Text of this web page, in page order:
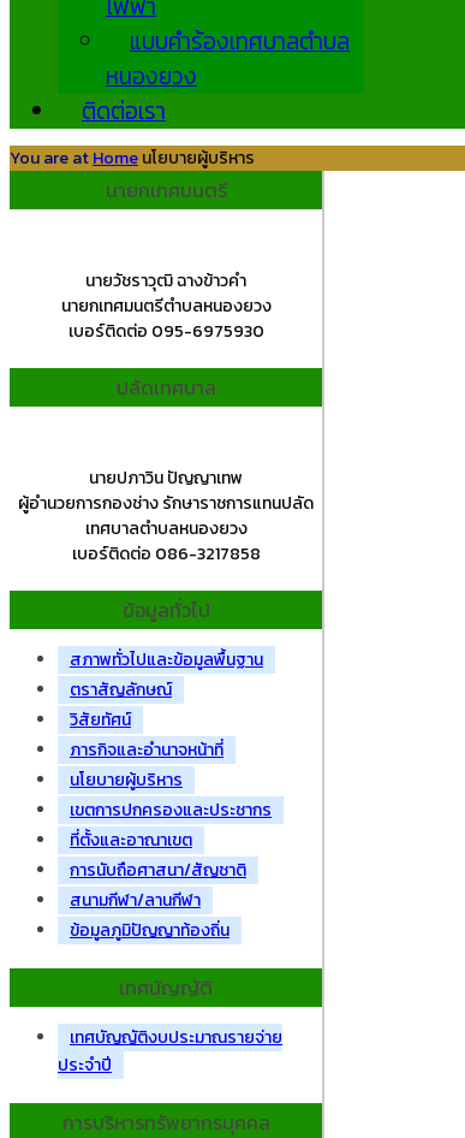
แบบคำร้องเทศบาลตำบล
หนองยวง
ติดต่อเรา
You are atHomeนโยบายผู้บริหาร
นายกเทศมนตรี
นายวัชราวุฒิ ฉางข้าวคำ
นายกเทศมนตรีตำบลหนองยวง
เบอร์ติดต่อ 095-6975930
ปลัดเทศบาล
นายปภาวิน ปัญญาเทพ
ผู้อำนวยการกองช่าง รักษาราชการแทนปลัด
เทศบาลตำบลหนองยวง
เบอร์ติดต่อ 086-3217858
ข้อมูลทั่วไป
สภาพทั่วไปและข้อมูลพื้นฐาน
ตราสัญลักษณ์
วิสัยทัศน์
ภารกิจและอำนาจหน้าที่
นโยบายผู้บริหาร
เขตการปกครองและประชากร
ที่ตั้งและอาณาเขต
การนับถือศาสนา/สัญชาติ
สนามกีฬา/ลานกีฬา
ข้อมูลภูมิปัญญาท้องถิ่น
เทศบัญญัติ
เทศบัญญัติงบประมาณรายจ่าย
ประจำปี
การบริหารทรัพยากรบุคคล